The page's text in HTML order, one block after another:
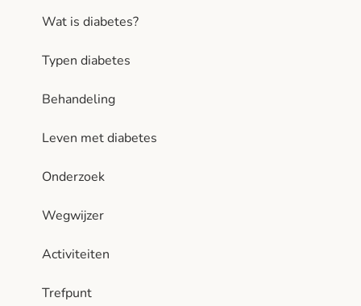
Wat is diabetes?
Typen diabetes
Behandeling
Leven met diabetes
Onderzoek
Wegwijzer
Activiteiten
Trefpunt